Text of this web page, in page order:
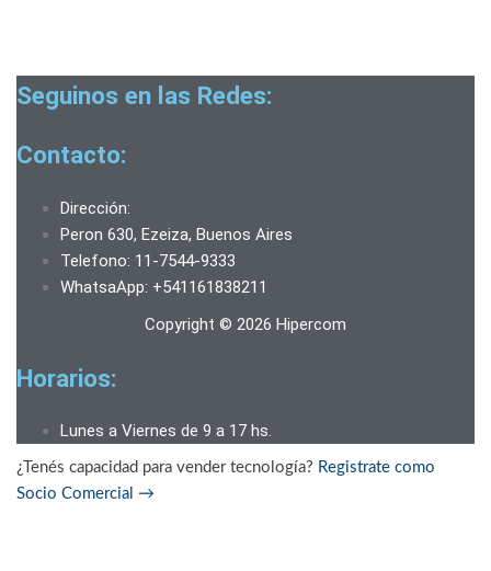
Seguinos en las Redes:
Contacto:
Dirección:
Peron 630, Ezeiza, Buenos Aires
Telefono: 11-7544-9333
WhatsaApp: +541161838211
Copyright © 2026 Hipercom
Horarios:
Lunes a Viernes de 9 a 17 hs.
¿Tenés capacidad para vender tecnología? Registrate como
Socio Comercial →